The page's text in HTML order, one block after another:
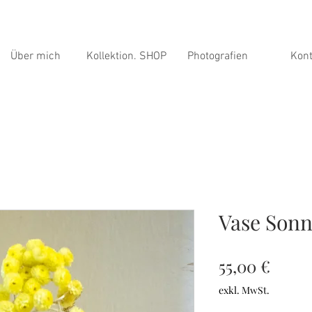
Über mich Kollektion. SHOP Photografien
Vase
55,00 €
exkl. MwSt.